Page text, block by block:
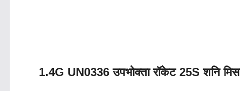
1.4G UN0336 उपभोक्ता रॉकेट 25S शनि